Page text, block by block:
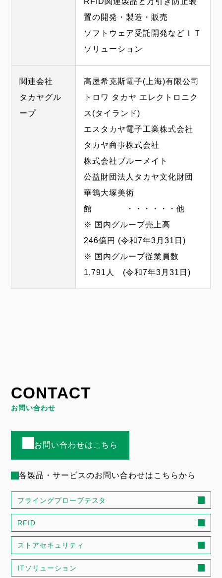
置の開発・製造・販売
ソフトウェア受託開発などＩＴ
ソリューション
関連会社
タカヤグル
ープ
高屋希克斯電子(上海)有限公司
トロワ タカヤ エレクトロニク
ス(タイランド)
エスタカヤ電子工業株式会社
タカヤ商事株式会社
株式会社ブルーメイト
公益財団法人タカヤ文化財団
華鴒大塚美術
館 ・・・・・・他
※ 国内グループ売上高
246億円 (令和7年3月31日)
※ 国内グループ従業員数
1,791人 (令和7年3月31日)
CONTACT
お問い合わせ
お問い合わせはこちら
各製品・サービスのお問い合わせはこちらから
フライングプローブテスタ
RFID
ストアセキュリティ
ITソリューション